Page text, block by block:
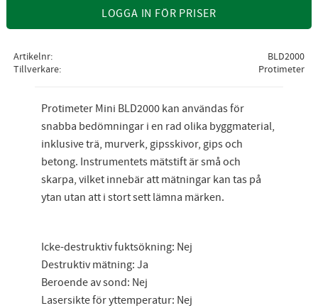
LOGGA IN FÖR PRISER
Artikelnr
BLD2000
Tillverkare
Protimeter
Protimeter Mini BLD2000 kan användas för
snabba bedömningar i en rad olika byggmaterial,
inklusive trä, murverk, gipsskivor, gips och
betong. Instrumentets mätstift är små och
skarpa, vilket innebär att mätningar kan tas på
ytan utan att i stort sett lämna märken.
Icke-destruktiv fuktsökning: Nej
Destruktiv mätning: Ja
Beroende av sond: Nej
Lasersikte för yttemperatur: Nej